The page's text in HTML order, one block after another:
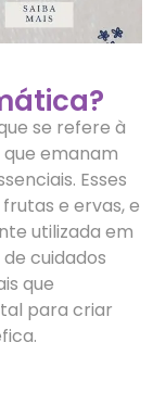
se refere à
emanam
Esses
e ervas, e
utilizada em
cuidados
que
para criar